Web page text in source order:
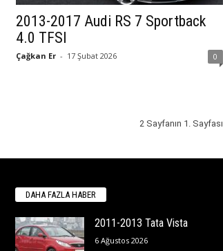
2013-2017 Audi RS 7 Sportback
4.0 TFSI
Çağkan Er - 17 Şubat 2026 0
2 Sayfanın 1. Sayfası
DAHA FAZLA HABER
2011-2013 Tata Vista
6 Ağustos 2026